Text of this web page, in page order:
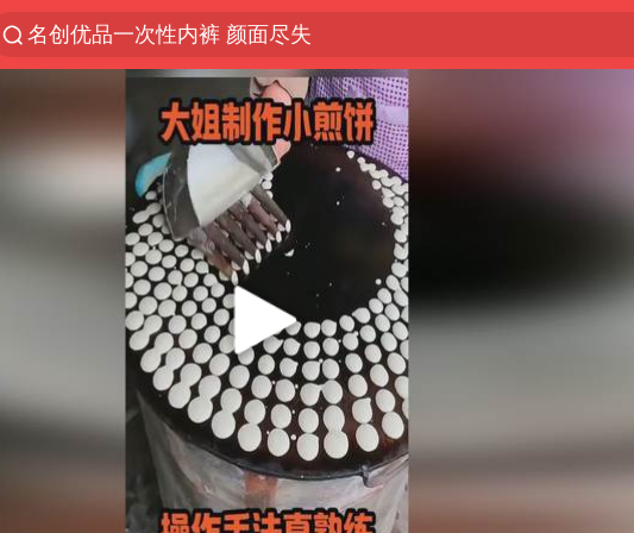
解锁各地夏日限定体验
视频丨中国东方电气集团原党组副书记、董事宋致远被查
四川宜宾市珙县发生3.4级地震
台风白海豚闭眼浙江上海处于危险半圆
白海豚将正面袭击贯穿浙江
香港宏福苑火灾或由烟头引起
中国父女泰国骑摩托车坠崖1死1伤
浙江台州《告全体市民书》
网约车司机充电时猝死保险拒赔
周末打虎 宋致远被查
郑丽文：台湾从来没有“独立”过